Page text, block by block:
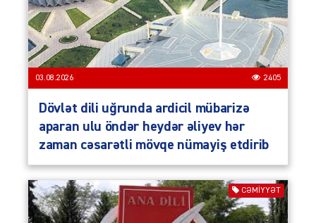
03.08.2026 2405
Dövlət dili uğrunda ardicil mübarizə
aparan ulu öndər heydər əliyev hər
zaman cəsarətli mövqe nümayiş etdirib
CƏMIYYƏT